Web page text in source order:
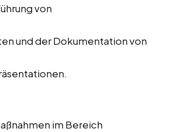
von
und der Dokumentation von
im Bereich